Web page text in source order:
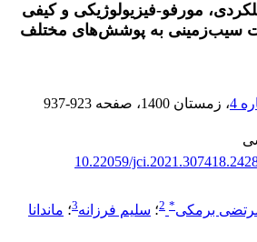
مورفو-فیزیولوژیکی و کیفی
سیب‌زمینی به پوشش‌های مختلف
، زمستان 1400 ، صفحه 937-923
10.22059/
برمکی*
2؛ سلیم فرزانه3؛ ماندانا